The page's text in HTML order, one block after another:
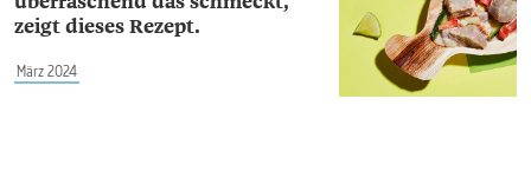
zeigt dieses Rezept.
März 2024